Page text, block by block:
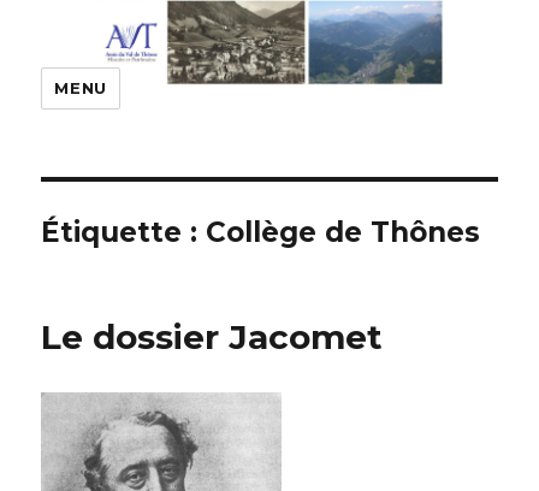
MENU
Étiquette : Collège de Thônes
Le dossier Jacomet